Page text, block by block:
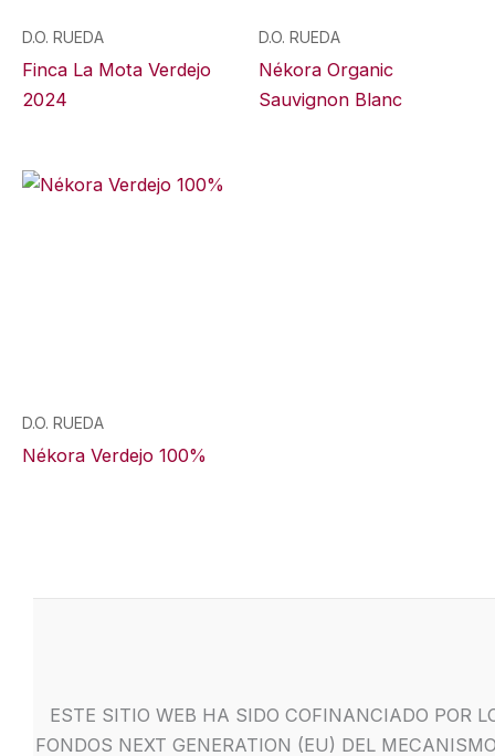
D.O. RUEDA
Finca La Mota Verdejo
2024
D.O. RUEDA
Nékora Organic
Sauvignon Blanc
D.O. RUEDA
Nékora Verdejo 100%
ESTE SITIO WEB HA SIDO COFINANCIADO POR
FONDOS NEXT GENERATION (EU) DEL